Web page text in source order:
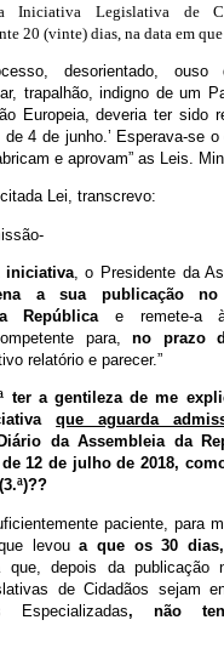
Iniciativa Legislativa de
20 (vinte) dias, na data em que
desorientado, ouso
trapalhão, indigno de um
Europeia, deveria ter sido
de 4 de junho.’ Esperava-se
e aprovam” as Leis.
Lei, transcrevo:
iniciativa, o Presidente da
a sua publicação
República e remete-a
para,no prazo
relatório e parecer.”
ter a gentileza de me
que aguarda
da Assembleia da
12 de julho de 2018,
paciente, para
levoua que os 30
que, depois da publicação
de Cidadãos sejam
, não